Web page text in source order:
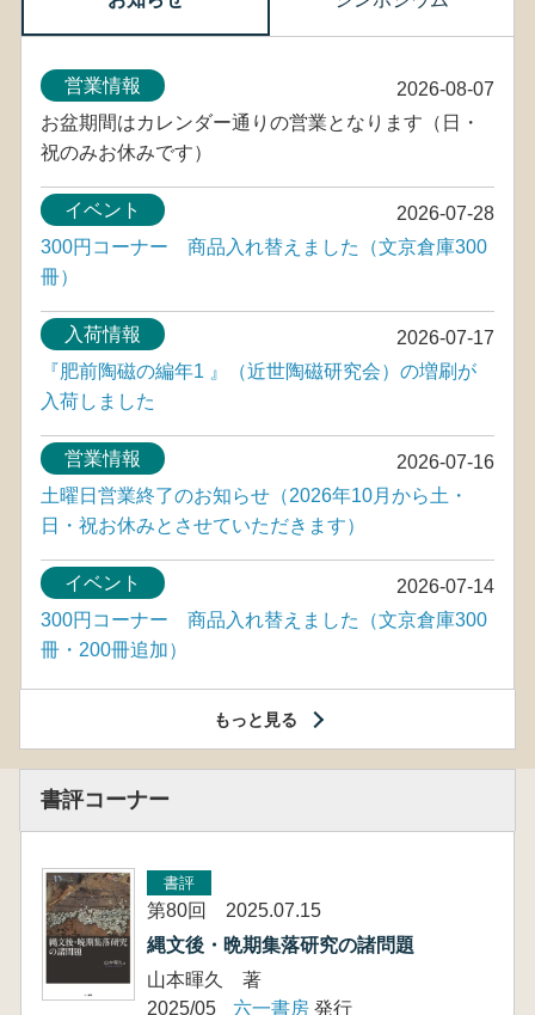
2026-08-07
営業情報
お盆期間はカレンダー通りの営業となります（日・
祝のみお休みです）
2026-07-28
イベント
300円コーナー 商品入れ替えました（文京倉庫300
冊）
2026-07-17
入荷情報
『肥前陶磁の編年1 』（近世陶磁研究会）の増刷が
入荷しました
2026-07-16
営業情報
土曜日営業終了のお知らせ（2026年10月から土・
日・祝お休みとさせていただきます）
2026-07-14
イベント
300円コーナー 商品入れ替えました（文京倉庫300
冊・200冊追加）
もっと見る
書評コーナー
書評
第80回 2025.07.15
縄文後・晩期集落研究の諸問題
山本暉久 著
2025/05
六一書房 発行